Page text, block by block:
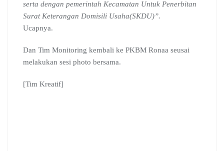
serta dengan pemerintah Kecamatan Untuk Penerbitan
Surat Keterangan Domisili Usaha(SKDU)”.
Ucapnya.
Dan Tim Monitoring kembali ke PKBM Ronaa seusai
melakukan sesi photo bersama.
[Tim Kreatif]